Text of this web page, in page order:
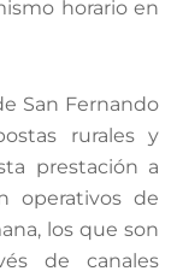
horario en
San Fernando
rurales y
prestación a
operativos de
los que son
de canales